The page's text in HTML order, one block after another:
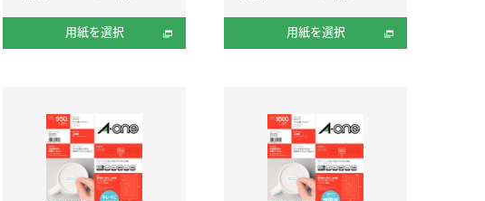
用紙を選択 用紙を選択